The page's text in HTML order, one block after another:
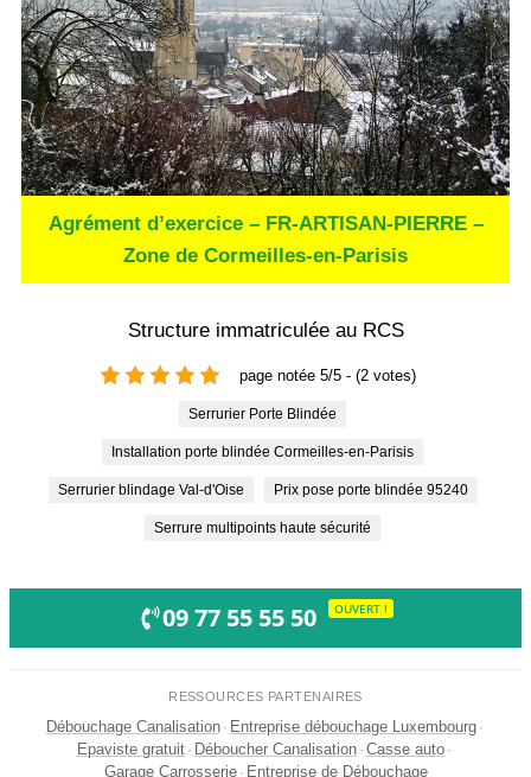
Agrément d’exercice – FR-ARTISAN-PIERRE –
Zone de Cormeilles-en-Parisis
Structure immatriculée au RCS
page notée 5/5 - (2 votes)
Serrurier Porte Blindée
Installation porte blindée Cormeilles-en-Parisis
Serrurier blindage Val-d'Oise Prix pose porte blindée 95240
Serrure multipoints haute sécurité
09 77 55 55 50 OUVERT !
RESSOURCES PARTENAIRES
Débouchage Canalisation · Entreprise débouchage Luxembourg ·
Epaviste gratuit · Déboucher Canalisation · Casse auto ·
Garage Carrosserie · Entreprise de Débouchage